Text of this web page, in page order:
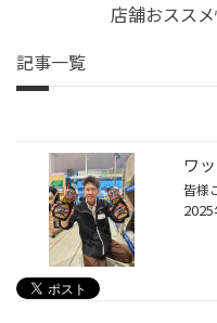
店舗おスス
記事一覧
ワ